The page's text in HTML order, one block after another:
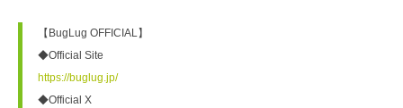
【BugLug OFFICIAL】
◆Official Site
https://buglug.jp/
◆Official X